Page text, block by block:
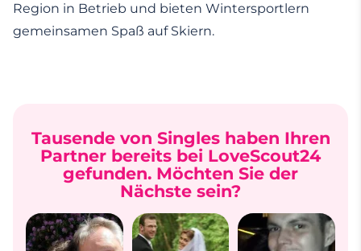
Region in Betrieb und bieten Wintersportlern
gemeinsamen Spaß auf Skiern.
Tausende von Singles haben Ihren
Partner bereits bei LoveScout24
gefunden. Möchten Sie der
Nächste sein?